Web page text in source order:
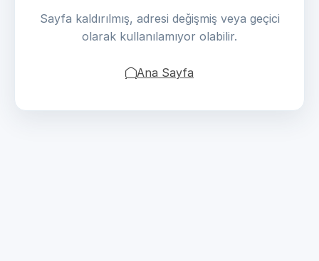
Sayfa kaldırılmış, adresi değişmiş veya geçici
olarak kullanılamıyor olabilir.
Ana Sayfa